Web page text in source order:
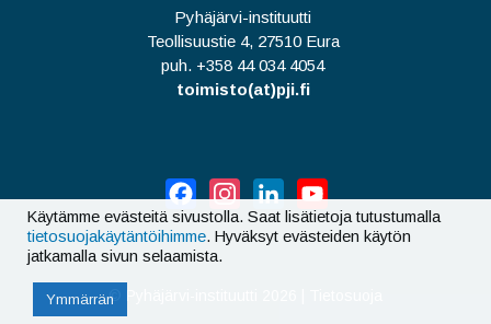
Pyhäjärvi-instituutti
Teollisuustie 4, 27510 Eura
puh. +358 44 034 4054
toimisto(at)pji.fi
FacebookInstagram
LinkedIn
©
Käytämme evästeitä sivustolla. Saat lisätietoja tutustumalla
tietosuojakäytäntöihimme. Hyväksyt evästeiden käytön
jatkamalla sivun selaamista.
Ymmärrän